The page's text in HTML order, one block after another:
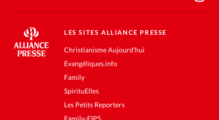
LES SITES ALLIANCE PRESSE
Christianisme Aujourd'hui
Evangéliques.info
Family
SpirituElles
Les Petits Reporters
Family-FIPS